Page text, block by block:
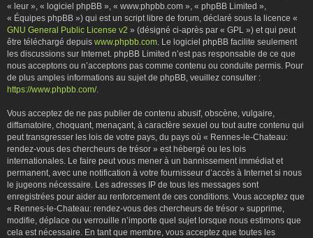
« leur », « logiciel phpBB », « www.phpbb.com », « phpBB Limited »,
« Équipes phpBB ») qui est un script libre de forum, déclaré sous la licence «
GNU General Public License v2 » (désigné ci-après par « GPL ») et qui peut
être téléchargé depuis www.phpbb.com. Le logiciel phpBB facilite seulement
les discussions sur Internet. phpBB Limited n’est pas responsable de ce que
nous acceptons ou n’acceptons pas comme contenu ou conduite permis. Pour
de plus amples informations au sujet de phpBB, veuillez consulter :
https://www.phpbb.com/.
Vous acceptez de ne pas publier de contenu abusif, obscène, vulgaire,
diffamatoire, choquant, menaçant, à caractère sexuel ou tout autre contenu qui
peut transgresser les lois de votre pays, du pays où « Rennes-le-Chateau:
rendez-vous des chercheurs de trésor » est hébergé ou les lois
internationales. Le faire peut vous mener à un bannissement immédiat et
permanent, avec une notification à votre fournisseur d’accès à Internet si nous
le jugeons nécessaire. Les adresses IP de tous les messages sont
enregistrées pour aider au renforcement de ces conditions. Vous acceptez que
« Rennes-le-Chateau: rendez-vous des chercheurs de trésor » supprime,
modifie, déplace ou verrouille n’importe quel sujet lorsque nous estimons que
cela est nécessaire. En tant que membre, vous acceptez que toutes les